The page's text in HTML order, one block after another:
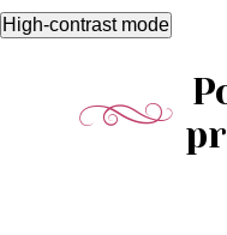
High-contrast mode